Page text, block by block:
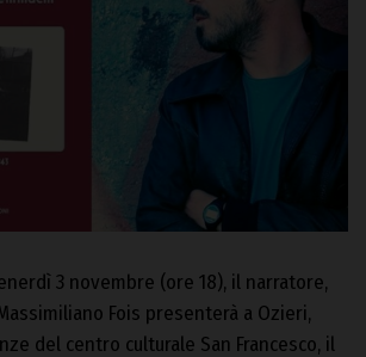
3 novembre (ore 18), il narratore,
Fois presenterà a Ozieri,
del centro culturale San Francesco, il